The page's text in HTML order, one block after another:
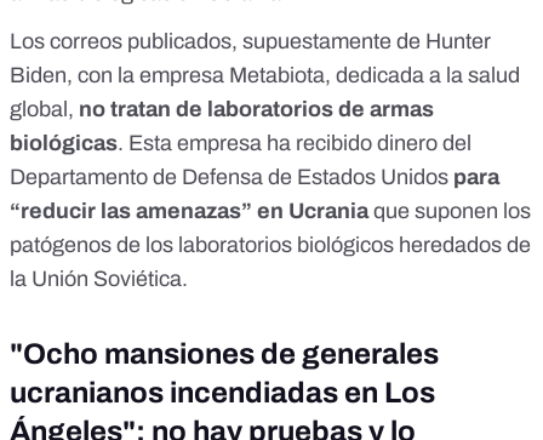
Los correos publicados, supuestamente de Hunter
Biden, con la empresa Metabiota, dedicada a la salud
global, no tratan de laboratorios de armas
biológicas. Esta empresa ha recibido dinero del
Departamento de Defensa de Estados Unidos para
“reducir las amenazas” en Ucraniaque suponen los
patógenos de los laboratorios biológicos heredados de
la Unión Soviética.
"Ocho mansiones de generales
ucranianos incendiadas en Los
Ángeles": no hay pruebas y lo